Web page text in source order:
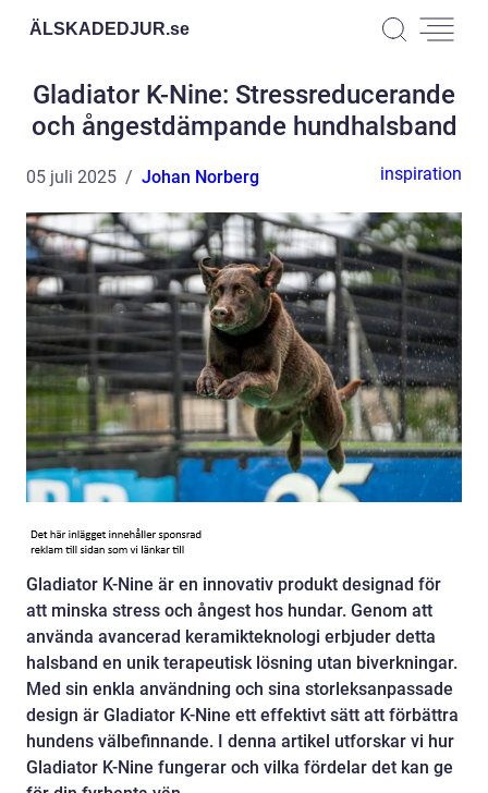
ÄLSKADEDJUR.se
Gladiator K-Nine: Stressreducerande
och ångestdämpande hundhalsband
05 juli 2025 Johan Norberg inspiration
Gladiator K-Nine är en innovativ produkt designad för
att minska stress och ångest hos hundar. Genom att
använda avancerad keramikteknologi erbjuder detta
halsband en unik terapeutisk lösning utan biverkningar.
Med sin enkla användning och sina storleksanpassade
design är Gladiator K-Nine ett effektivt sätt att förbättra
hundens välbefinnande. I denna artikel utforskar vi hur
Gladiator K-Nine fungerar och vilka fördelar det kan ge